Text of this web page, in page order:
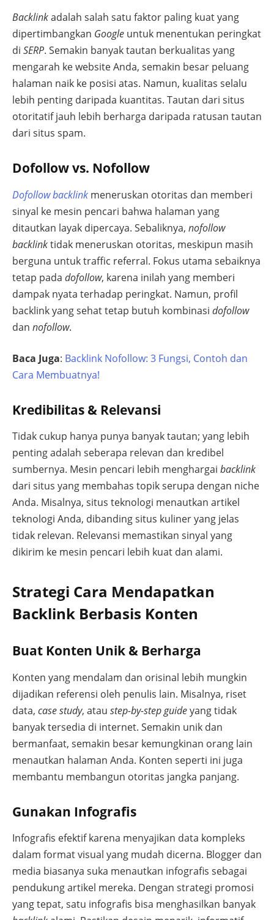
Backlinkadalah salah satu faktor paling kuat yang
dipertimbangkan Google untuk menentukan peringkat
di SERP. Semakin banyak tautan berkualitas yang
mengarah ke website Anda, semakin besar peluang
halaman naik ke posisi atas. Namun, kualitas selalu
lebih penting daripada kuantitas. Tautan dari situs
otoritatif jauh lebih berharga daripada ratusan tautan
dari situs spam.
Dofollow vs. Nofollow
Dofollow backlink meneruskan otoritas dan memberi
sinyal ke mesin pencari bahwa halaman yang
ditautkan layak dipercaya. Sebaliknya, nofollow
backlinktidak meneruskan otoritas, meskipun masih
berguna untuk traffic referral. Fokus utama sebaiknya
tetap pada dofollow, karena inilah yang memberi
dampak nyata terhadap peringkat. Namun, profil
backlink yang sehat tetap butuh kombinasi dofollow
dan nofollow.
Baca Juga: Backlink Nofollow: 3 Fungsi, Contoh dan
Cara Membuatnya!
Kredibilitas & Relevansi
Tidak cukup hanya punya banyak tautan; yang lebih
penting adalah seberapa relevan dan kredibel
sumbernya. Mesin pencari lebih menghargai backlink
dari situs yang membahas topik serupa dengan niche
Anda. Misalnya, situs teknologi menautkan artikel
teknologi Anda, dibanding situs kuliner yang jelas
tidak relevan. Relevansi memastikan sinyal yang
dikirim ke mesin pencari lebih kuat dan alami.
Strategi Cara Mendapatkan
Backlink Berbasis Konten
Buat Konten Unik & Berharga
Konten yang mendalam dan orisinal lebih mungkin
dijadikan referensi oleh penulis lain. Misalnya, riset
data, case study, atau step-by-step guideyang tidak
banyak tersedia di internet. Semakin unik dan
bermanfaat, semakin besar kemungkinan orang lain
menautkan halaman Anda. Konten seperti ini juga
membantu membangun otoritas jangka panjang.
Gunakan Infografis
Infografis efektif karena menyajikan data kompleks
dalam format visual yang mudah dicerna. Blogger dan
media biasanya suka menautkan infografis sebagai
pendukung artikel mereka. Dengan strategi promosi
yang tepat, satu infografis bisa menghasilkan banyak